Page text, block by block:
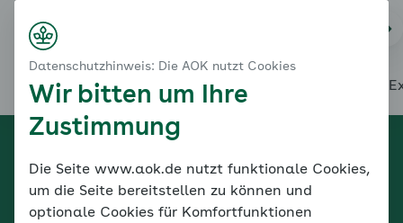
Startseite (Aktuelle Seite)
Über diesen CoachThemenübersicht Unsere
Coach starten
Herzlich willkommen
Datenschutzhinweis: Die AOK nutzt Cookies
Wir bitten um Ihre
Zustimmung
Die Seite www.aok.de nutzt funktionale Cookies,
um die Seite bereitstellen zu können und
optionale Cookies für Komfortfunktionen